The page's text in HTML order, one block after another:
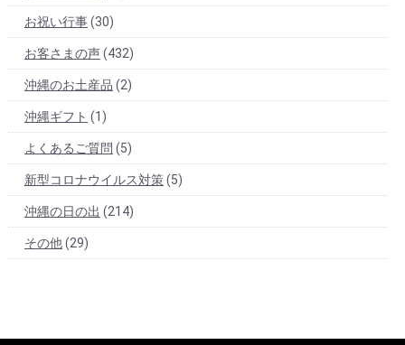
お祝い行事(30)
お客さまの声(432)
沖縄のお土産品 (2)
沖縄ギフト (1)
よくあるご質問 (5)
新型コロナウイルス対策(5)
沖縄の日の出 (214)
その他(29)